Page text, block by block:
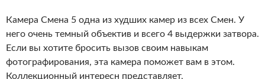
Камера Смена 5 одна из худших камер из всех Смен. У
него очень темный объектив и всего 4 выдержки затвора.
Если вы хотите бросить вызов своим навыкам
фотографирования, эта камера поможет вам в этом.
Коллекционный интересн представляет,